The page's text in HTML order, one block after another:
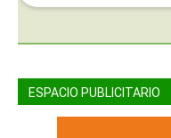
ESPACIO PUBLICITARIO